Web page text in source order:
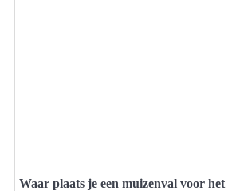
Waar plaats je een muizenval voor het